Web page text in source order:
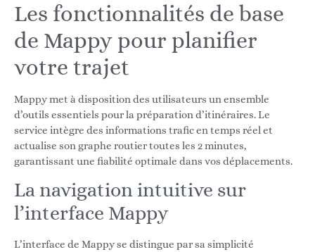
Les fonctionnalités de base
de Mappy pour planifier
votre trajet
Mappy met à disposition des utilisateurs un ensemble
d’outils essentiels pour la préparation d’itinéraires. Le
service intègre des informations trafic en temps réel et
actualise son graphe routier toutes les 2 minutes,
garantissant une fiabilité optimale dans vos déplacements.
La navigation intuitive sur
l’interface Mappy
L’interface de Mappy se distingue par sa simplicité